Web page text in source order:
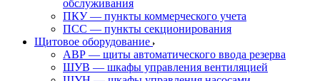
обслуживания
ПКУ — пункты коммерческого учета
ПСС — пункты секционирования
Щитовое оборудование
АВР — щиты автоматического ввода резерва
ШУВ — шкафы управления вентиляцией